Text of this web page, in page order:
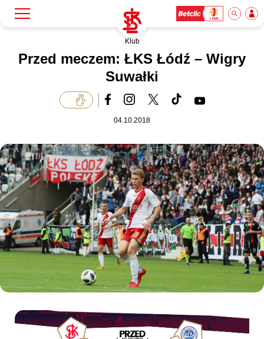
Klub
Akademia
Biznes
Dla mediów
Kibice
Klub
Przed meczem: ŁKS Łódź – Wigry
Suwałki
04.10.2018